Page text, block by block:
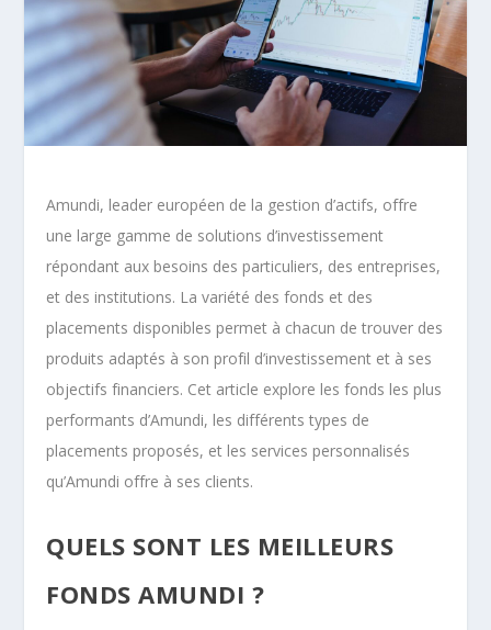
Amundi, leader européen de la gestion d’actifs, offre
une large gamme de solutions d’investissement
répondant aux besoins des particuliers, des entreprises,
et des institutions. La variété des fonds et des
placements disponibles permet à chacun de trouver des
produits adaptés à son profil d’investissement et à ses
objectifs financiers. Cet article explore les fonds les plus
performants d’Amundi, les différents types de
placements proposés, et les services personnalisés
qu’Amundi offre à ses clients.
QUELS SONT LES MEILLEURS
FONDS AMUNDI ?